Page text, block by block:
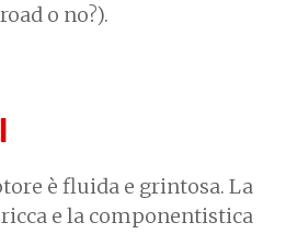
o no?).
è fluida e grintosa. La
e la componentistica